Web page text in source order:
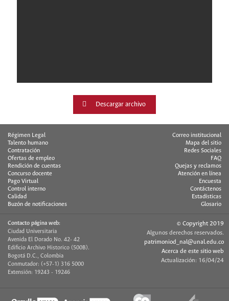
Descargar archivo
Régimen Legal
Talento humano
Contratación
Ofertas de empleo
Rendición de cuentas
Concurso docente
Pago Virtual
Control interno
Calidad
Buzón de notificaciones
Correo institucional
Mapa del sitio
Redes Sociales
FAQ
Quejas y reclamos
Atención en línea
Encuesta
Contáctenos
Estadísticas
Glosario
Contacto página web:
Ciudad Universitaria
Avenida El Dorado No. 42- 42
Edificio Archivo Historico (500B).
Bogotá D.C., Colombia
Conmutador: (+57-1) 316 5000
Extensión: 19243 - 19246
© Copyright 2019
Algunos derechos reservados.
patrimoniod_nal@unal.edu.co
Acerca de este sitio web
Actualización: 16/04/24